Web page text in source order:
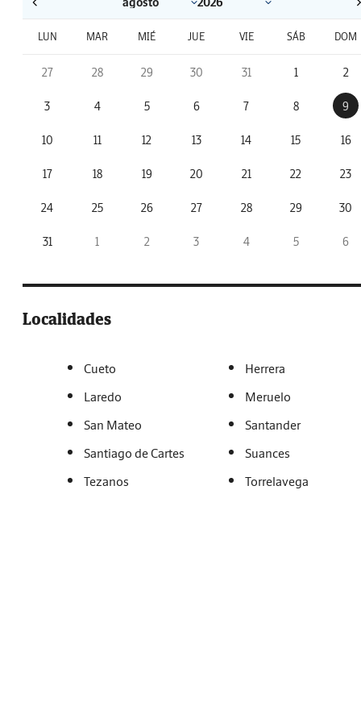
LUN MAR MIÉ JUE VIE SÁB DOM
27 28 29 30 31 1 2
3 4 5 6 7 8 9
10 11 12 13 14 15 16
17 18 19 20 21 22 23
24 25 26 27 28 29 30
31 1 2 3 4 5 6
Localidades
Cueto
Herrera
Laredo
Meruelo
San Mateo
Santander
Santiago de Cartes
Suances
Tezanos
Torrelavega